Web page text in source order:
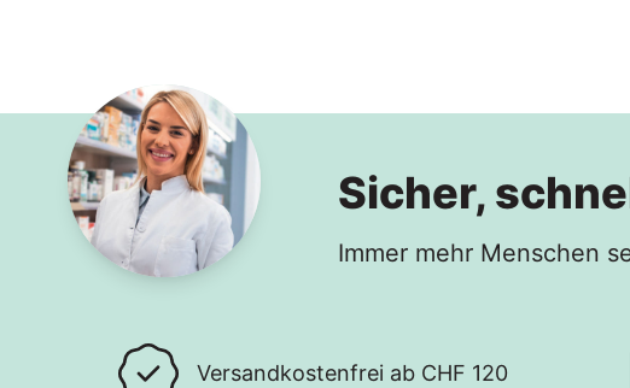
Sicher,
Immer mehr Menschen
Versandkostenfrei ab CHF 120